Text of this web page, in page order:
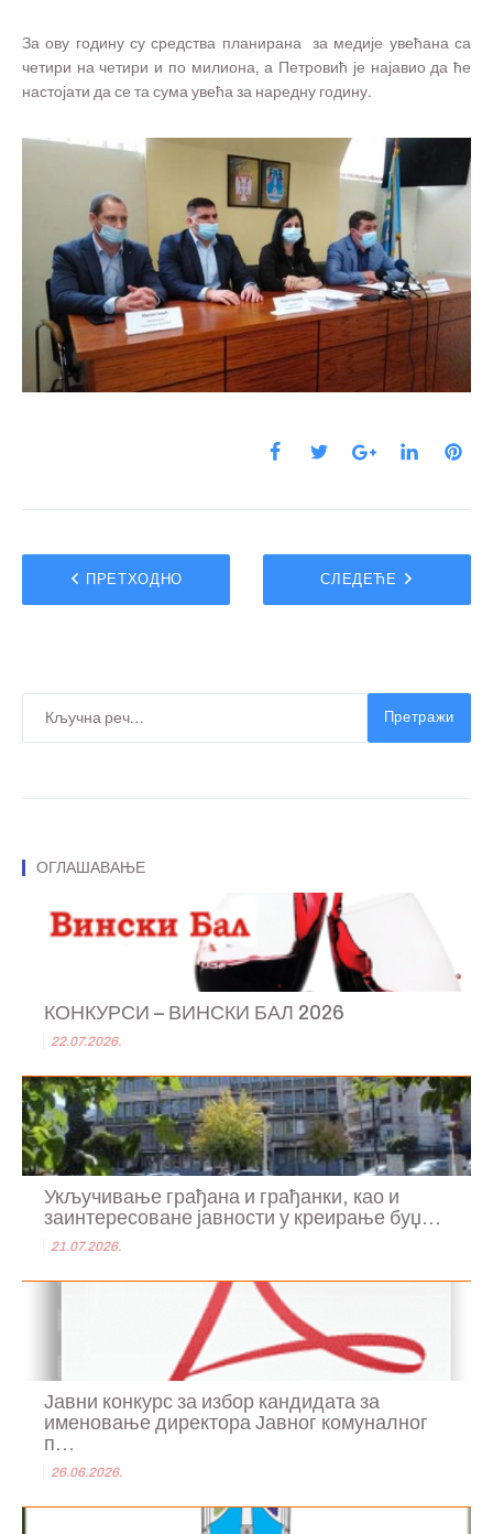
За ову годину су средства планирана за медије увећана са
четири на четири и по милиона, а Петровић је најавио да ће
настојати да се та сума увећа за наредну годину.
ПРЕТХОДНО СЛЕДЕЋЕ
Претражи
ОГЛАШАВАЊЕ
КОНКУРСИ – ВИНСКИ БАЛ 2026
22.07.2026.
Укључивање грађана и грађанки, као и
заинтересоване јавности у креирање буџ...
21.07.2026.
Јавни конкурс за избор кандидата за
именовање директора Јавног комуналног
п...
26.06.2026.